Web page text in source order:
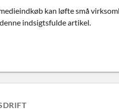
kan løfte små
indsigtsfulde artikel.